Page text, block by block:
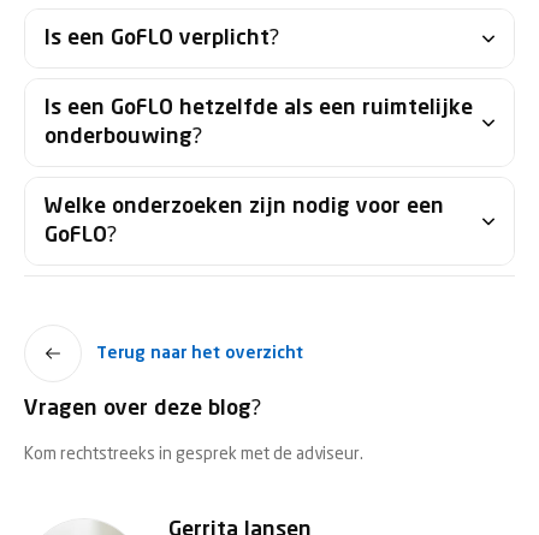
Vragen over deze blog?
Kom rechtstreeks in gesprek met de adviseur.
Is een GoFLO verplicht?
Is een GoFLO hetzelfde als een ruimtelijke
onderbouwing?
Welke onderzoeken zijn nodig voor een
GoFLO?
Terug naar het overzicht